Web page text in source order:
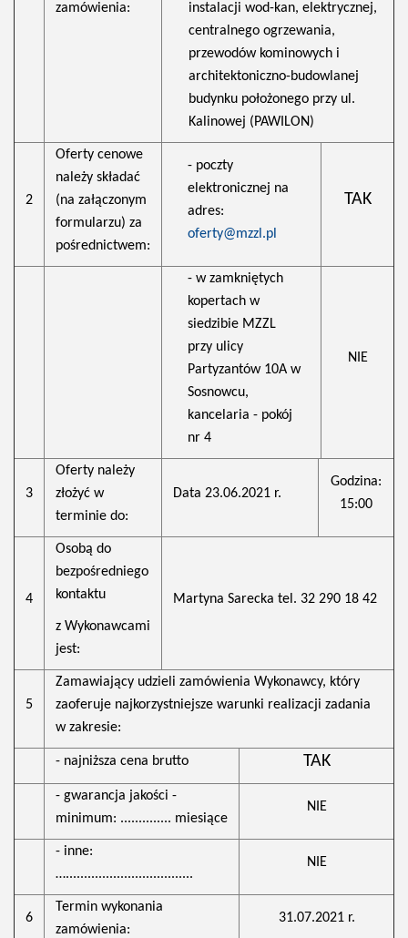
zamówienia:
instalacji wod-kan, elektrycznej,
centralnego ogrzewania,
przewodów kominowych i
architektoniczno-budowlanej
budynku położonego przy ul.
Kalinowej (PAWILON)
2
Oferty cenowe
należy składać
(na załączonym
formularzu) za
pośrednictwem:
- poczty
elektronicznej na
adres:
oferty@mzzl.pl
TAK
- w zamkniętych
kopertach w
siedzibie MZZL
przy ulicy
Partyzantów 10A w
Sosnowcu,
kancelaria - pokój
nr 4
NIE
3
Oferty należy
złożyć w
terminie do:
Data 23.06.2021 r.
Godzina:
15:00
4
Osobą do
bezpośredniego
kontaktu
z Wykonawcami
jest:
Martyna Sarecka tel. 32 290 18 42
5
Zamawiający udzieli zamówienia Wykonawcy, który
zaoferuje najkorzystniejsze warunki realizacji zadania
w zakresie:
- najniższa cena brutto TAK
- gwarancja jakości -
minimum: .............. miesiące
NIE
- inne:
…...................................
NIE
6
Termin wykonania
zamówienia:
31.07.2021 r.